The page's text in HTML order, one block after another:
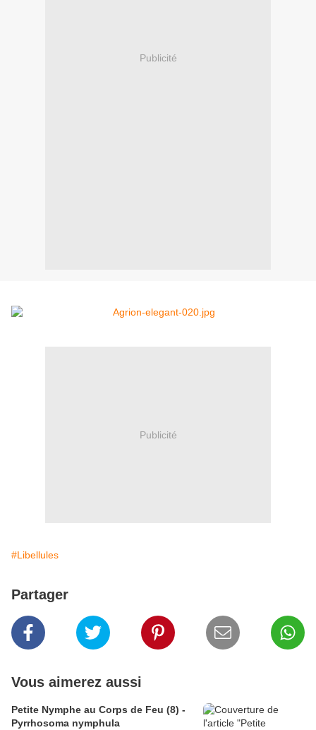
Publicité
Publicité
#Libellules
Partager
Vous aimerez aussi
Petite Nymphe au Corps de Feu (8) -
Pyrrhosoma nymphula